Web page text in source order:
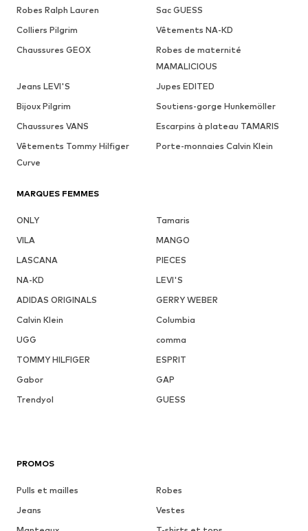
Robes Ralph Lauren
Sac GUESS
Colliers Pilgrim
Vêtements NA-KD
Chaussures GEOX
Robes de maternité
MAMALICIOUS
Jeans LEVI'S
Jupes EDITED
Bijoux Pilgrim
Soutiens-gorge Hunkemöller
Chaussures VANS
Escarpins à plateau TAMARIS
Vêtements Tommy Hilfiger
Curve
Porte-monnaies Calvin Klein
MARQUES FEMMES
ONLY
Tamaris
VILA
MANGO
LASCANA
PIECES
NA-KD
LEVI'S
ADIDAS ORIGINALS
GERRY WEBER
Calvin Klein
Columbia
UGG
comma
TOMMY HILFIGER
ESPRIT
Gabor
GAP
Trendyol
GUESS
PROMOS
Pulls et mailles
Robes
Jeans
Vestes